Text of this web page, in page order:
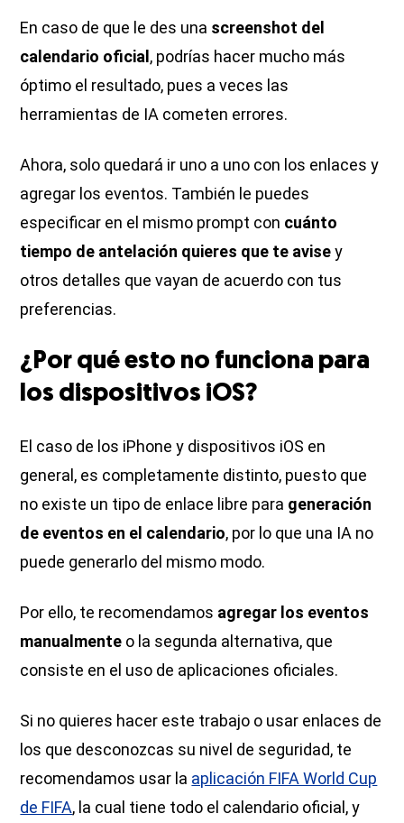
En caso de que le des una screenshot del
calendario oficial, podrías hacer mucho más
óptimo el resultado, pues a veces las
herramientas de IA cometen errores.
Ahora, solo quedará ir uno a uno con los enlaces y
agregar los eventos. También le puedes
especificar en el mismo prompt con cuánto
tiempo de antelación quieres que te avisey
otros detalles que vayan de acuerdo con tus
preferencias.
¿Por qué esto no funciona para
los dispositivos iOS?
El caso de los iPhone y dispositivos iOS en
general, es completamente distinto, puesto que
no existe un tipo de enlace libre para generación
de eventos en el calendario, por lo que una IA no
puede generarlo del mismo modo.
Por ello, te recomendamos agregar los eventos
manualmente o la segunda alternativa, que
consiste en el uso de aplicaciones oficiales.
Si no quieres hacer este trabajo o usar enlaces de
los que desconozcas su nivel de seguridad, te
recomendamos usar la aplicación FIFA World Cup
de FIFA, la cual tiene todo el calendario oficial, y